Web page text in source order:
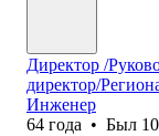
Директор /
директор/
Инженер
64 года • Был